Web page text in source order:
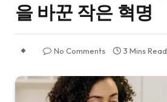
을 바꾼 작은 혁명
No Comments 3 Mins Read